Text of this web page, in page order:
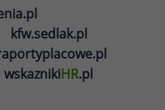
kfw.sedlak.pl
wskaznikiHR.pl